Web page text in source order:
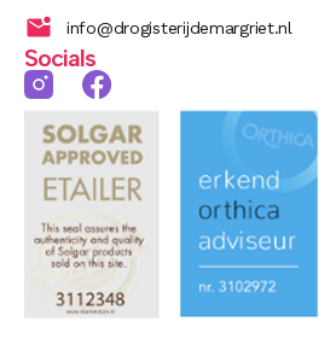
info@drogisterijdemargriet.nl
Socials